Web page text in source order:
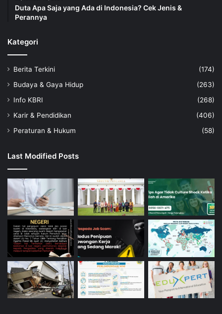
Duta Apa Saja yang Ada di Indonesia? Cek Jenis &
Perannya
Kategori
Berita Terkini
(174)
Budaya & Gaya Hidup
(263)
Info KBRI
(268)
Karir & Pendidikan
(406)
Peraturan & Hukum
(58)
Last Modified Posts